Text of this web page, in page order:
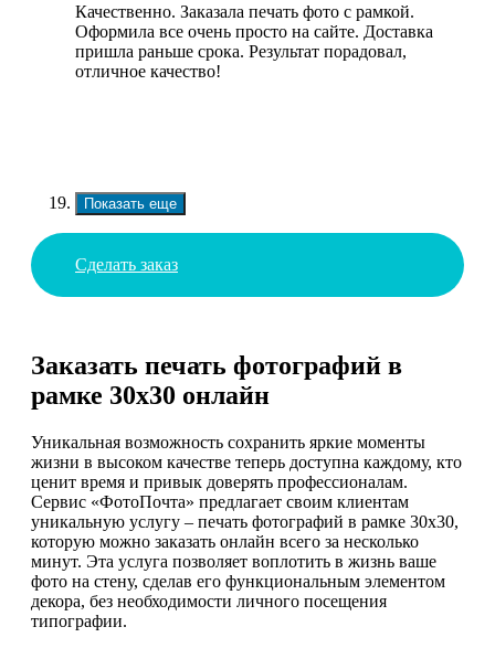
Качественно. Заказала печать фото с рамкой.
Оформила все очень просто на сайте. Доставка
пришла раньше срока. Результат порадовал,
отличное качество!
Показать еще
Сделать заказ
Заказать печать фотографий в
рамке 30х30 онлайн
Уникальная возможность сохранить яркие моменты
жизни в высоком качестве теперь доступна каждому, кто
ценит время и привык доверять профессионалам.
Сервис «ФотоПочта» предлагает своим клиентам
уникальную услугу – печать фотографий в рамке 30х30,
которую можно заказать онлайн всего за несколько
минут. Эта услуга позволяет воплотить в жизнь ваше
фото на стену, сделав его функциональным элементом
декора, без необходимости личного посещения
типографии.